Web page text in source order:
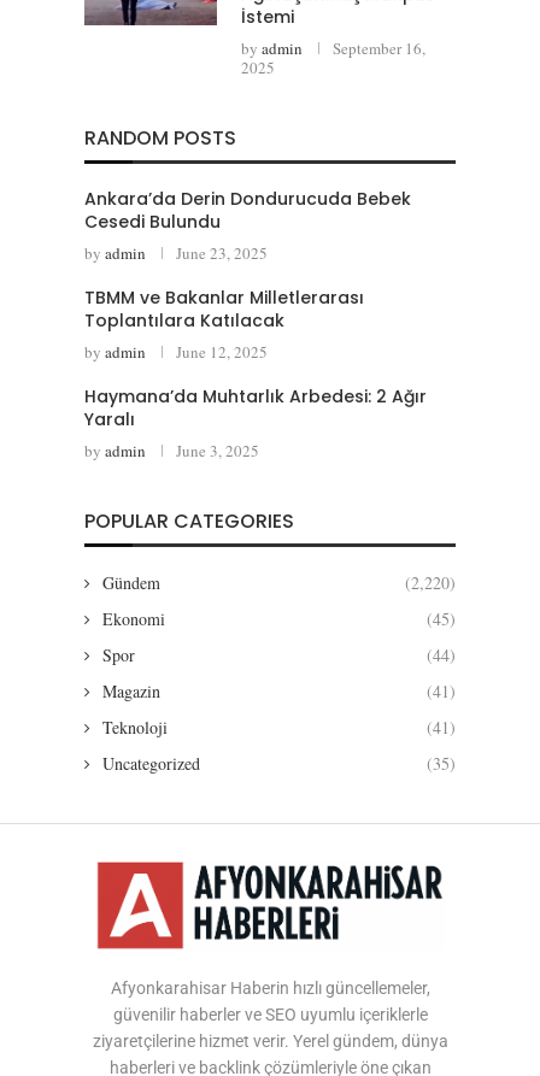
İstemi
by admin
September 16,
2025
RANDOM POSTS
Ankara’da Derin Dondurucuda Bebek
Cesedi Bulundu
by admin June 23, 2025
TBMM ve Bakanlar Milletlerarası
Toplantılara Katılacak
by admin June 12, 2025
Haymana’da Muhtarlık Arbedesi: 2 Ağır
Yaralı
by admin June 3, 2025
POPULAR CATEGORIES
Gündem
(2,220)
Ekonomi
(45)
Spor
(44)
Magazin
(41)
Teknoloji
(41)
Uncategorized
(35)
Afyonkarahisar Haberin hızlı güncellemeler,
güvenilir haberler ve SEO uyumlu içeriklerle
ziyaretçilerine hizmet verir. Yerel gündem, dünya
haberleri ve backlink çözümleriyle öne çıkan